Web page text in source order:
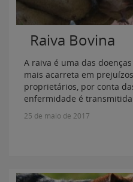
Raiva Bovina
A raiva é uma das
mais acarreta em
proprietários, por conta
enfermidade é
25 de maio de 2017